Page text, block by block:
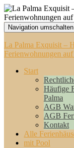
Navigation umschalten
La Palma Exquisit –
Ferienwohnungen
Start
Häufige
Palma
AGB
AGB
Kontakt
Alle
mit Pool